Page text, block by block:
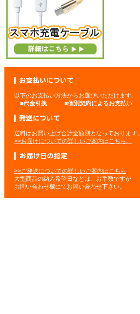
以下のお支払い方法からお選びいただけます。
■代金引換■個別契約によるお支払い
送料はお買い上げ合計金額別となっております。
>>お届けについての詳しいご案内はこちら。
>>ご発送についての詳しいご案内はこちら
大型商品の納入希望日などは、お手数ですが
お問い合わせ欄にてお問い合わせ下さい。